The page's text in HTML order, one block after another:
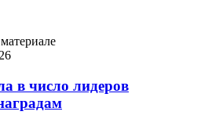
в число лидеров